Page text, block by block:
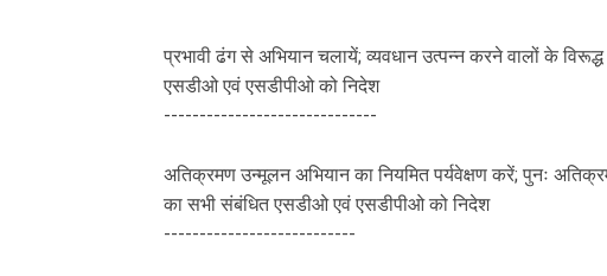
प्रभावी ढंग से अभियान चलायें; व्यवधान उत्पन्न करने वालों के
एसडीओ एवं एसडीपीओ को निदेश
------------------------------
अतिक्रमण उन्मूलन अभियान का नियमित पर्यवेक्षण करें; पुनः
का सभी संबंधित एसडीओ एवं एसडीपीओ को निदेश
---------------------------